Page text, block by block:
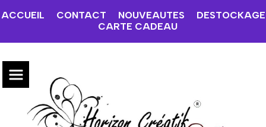
ACCUEIL CONTACT NOUVEAUTES
DESTOCKAGE
CARTE CADEAU